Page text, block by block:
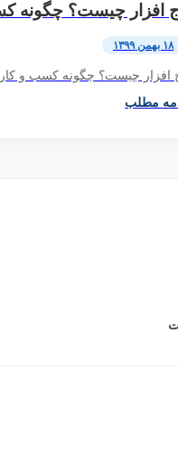
افزار چیست؟ چگونه
۱۸ بهمن ۱۳۹۹
افزار چیست؟ چگونه کسب و کارها
مطلب